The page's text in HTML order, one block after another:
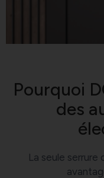
Pourquoi
des
La seule